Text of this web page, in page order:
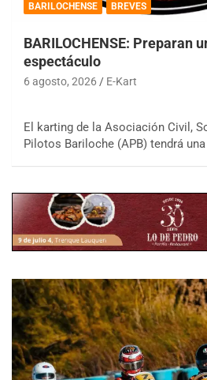
BARILOCHENSE BREVES
BARILOCHENSE: Preparan
espectáculo
6 agosto, 2026 E-Kart
El karting de la Asociación Civil,
Pilotos Bariloche (APB) tendrá